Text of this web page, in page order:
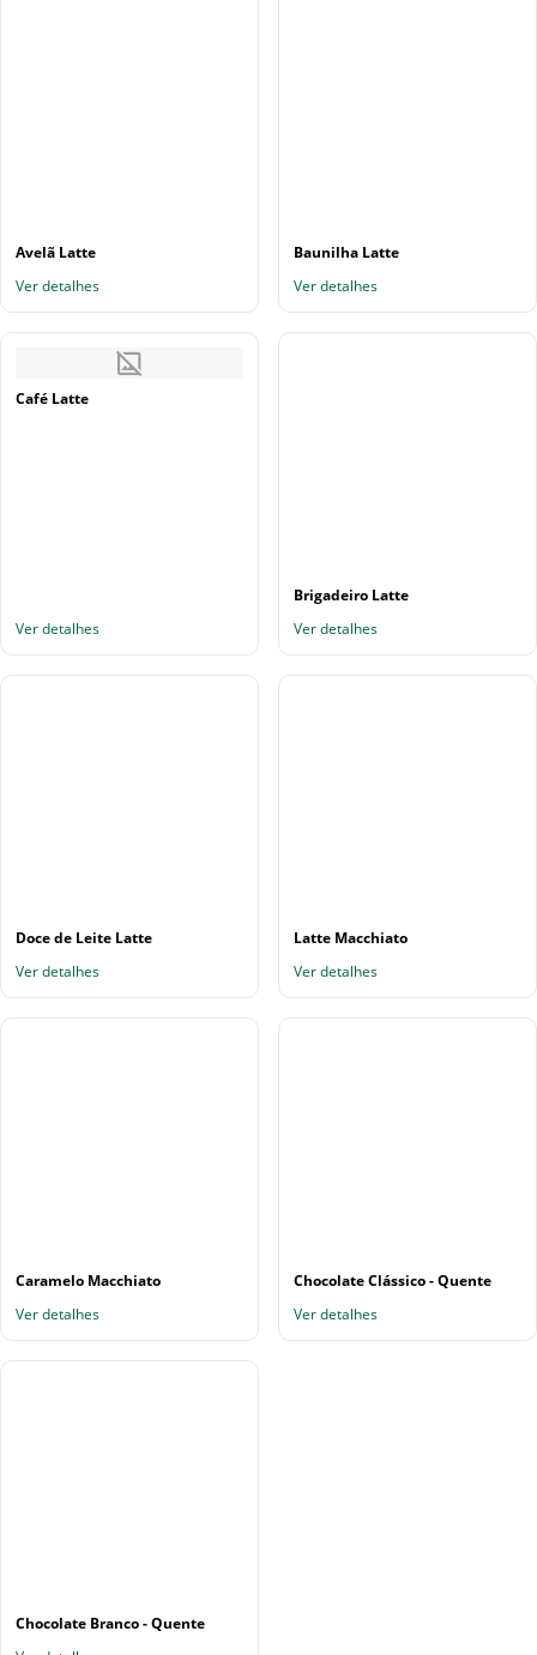
Avelã Latte
Ver detalhes
Baunilha Latte
Ver detalhes
Café Latte
Ver detalhes
Brigadeiro Latte
Ver detalhes
Doce de Leite Latte
Ver detalhes
Latte Macchiato
Ver detalhes
Caramelo Macchiato
Ver detalhes
Chocolate Clássico - Quente
Ver detalhes
Chocolate Branco - Quente